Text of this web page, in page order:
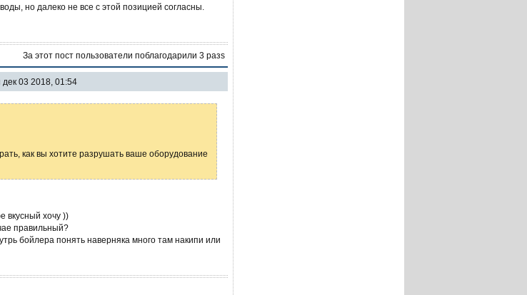
но далеко не все с этой позицией согласны.
За этот пост пользователи поблагодарили 3 разs
дек 03 2018, 01:54
как вы хотите разрушать ваше оборудование
вкусный хочу ))
правильный?
бойлера понять наверняка много там накипи или